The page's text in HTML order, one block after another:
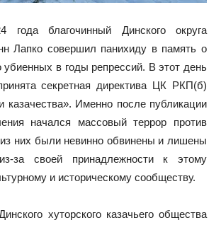
года благочинный Динского округа
Лапко совершил панихиду в память о
убиенных в годы репрессий. В этот день
секретная директива ЦК РКП(б)
казачества». Именно после публикации
начался массовый террор против
из них были невинно обвинены и лишены
за своей принадлежности к этому
и историческому сообществу.
хуторского казачьего общества